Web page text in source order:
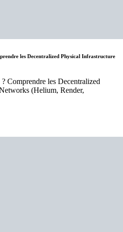
les Decentralized Physical Infrastructure
Comprendre les Decentralized
(Helium, Render,